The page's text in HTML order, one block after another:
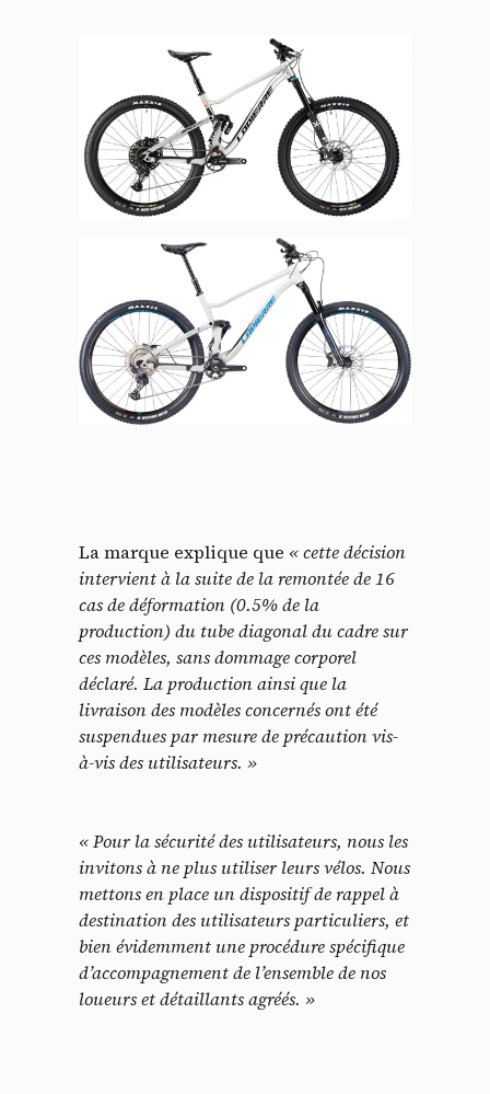
La marque explique que « cette décision
intervientà la suite de la remontée de 16
cas de déformation (0.5% de la
production) du tube diagonal du cadre sur
ces modèles, sans dommage corporel
déclaré. La production ainsi que la
livraison des modèles concernés ontété
suspendues par mesure de précaution vis-
à-vis des utilisateurs. »
« Pour la sécurité des utilisateurs, nous les
invitonsà ne plus utiliser leurs vélos. Nous
mettons en place un dispositif de rappel à
destination des utilisateurs particuliers, et
bien évidemment une procédure spécifique
d’accompagnement de l’ensemble de nos
loueurs et détaillants agréés. »